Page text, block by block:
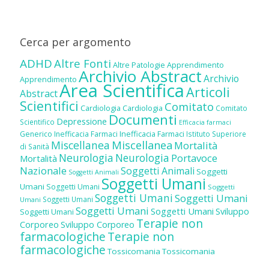
Cerca per argomento
ADHDAltre Fonti Altre Patologie Apprendimento
Apprendimento Archivio AbstractArchivio
AbstractArea ScientificaArticoli
Scientifici Cardiologia Cardiologia Comitato Comitato
Scientifico Depressione Documenti Efficacia farmaci
Generico Inefficacia Farmaci Inefficacia Farmaci Istituto Superiore
di Sanità Miscellanea Miscellanea Mortalità
Mortalità Neurologia Neurologia Portavoce
Nazionale Soggetti Animali Soggetti Animali Soggetti
Umani Soggetti Umani Soggetti Umani Soggetti
Umani Soggetti Umani Soggetti UmaniSoggetti Umani
Soggetti Umani Soggetti Umani Soggetti Umani Sviluppo
Corporeo Sviluppo Corporeo Terapie non
farmacologicheTerapie non
farmacologiche Tossicomania Tossicomania